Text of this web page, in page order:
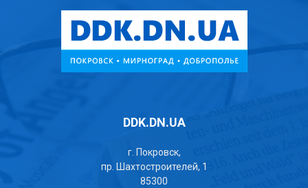
DDK.DN.UA
г. Покровск,
пр. Шахтостроителей, 1
85300